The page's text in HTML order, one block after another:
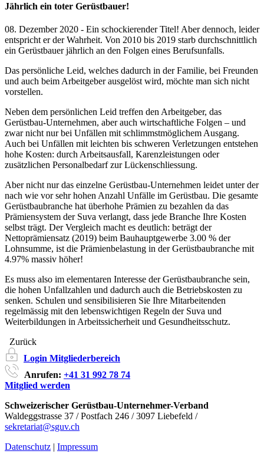
Jährlich ein toter Gerüstbauer!
08. Dezember 2020 - Ein schockierender Titel! Aber dennoch, leider
entspricht er der Wahrheit. Von 2010 bis 2019 starb durchschnittlich
ein Gerüstbauer jährlich an den Folgen eines Berufsunfalls.
Das persönliche Leid, welches dadurch in der Familie, bei Freunden
und auch beim Arbeitgeber ausgelöst wird, möchte man sich nicht
vorstellen.
Neben dem persönlichen Leid treffen den Arbeitgeber, das
Gerüstbau-Unternehmen, aber auch wirtschaftliche Folgen – und
zwar nicht nur bei Unfällen mit schlimmstmöglichem Ausgang.
Auch bei Unfällen mit leichten bis schweren Verletzungen entstehen
hohe Kosten: durch Arbeitsausfall, Karenzleistungen oder
zusätzlichen Personalbedarf zur Lückenschliessung.
Aber nicht nur das einzelne Gerüstbau-Unternehmen leidet unter der
nach wie vor sehr hohen Anzahl Unfälle im Gerüstbau. Die gesamte
Gerüstbaubranche hat überhohe Prämien zu bezahlen da das
Prämiensystem der Suva verlangt, dass jede Branche Ihre Kosten
selbst trägt. Der Vergleich macht es deutlich: beträgt der
Nettoprämiensatz (2019) beim Bauhauptgewerbe 3.00 % der
Lohnsumme, ist die Prämienbelastung in der Gerüstbaubranche mit
4.97% massiv höher!
Es muss also im elementaren Interesse der Gerüstbaubranche sein,
die hohen Unfallzahlen und dadurch auch die Betriebskosten zu
senken. Schulen und sensibilisieren Sie Ihre Mitarbeitenden
regelmässig mit den lebenswichtigen Regeln der Suva und
Weiterbildungen in Arbeitssicherheit und Gesundheitsschutz.
Zurück
Login Mitgliederbereich
Anrufen: +41 31 992 78 74
Mitglied werden
Schweizerischer Gerüstbau-Unternehmer-Verband
Waldeggstrasse 37 / Postfach 246 / 3097 Liebefeld /
sekretariat@sguv.ch
Datenschutz | Impressum